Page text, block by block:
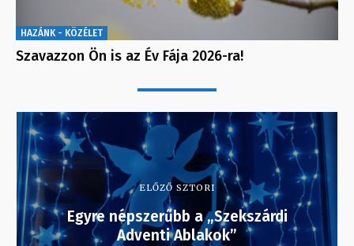
HAZÁNK - KÖZÉLET
Szavazzon Ön is az Év Fája 2026-ra!
ELŐZŐ SZTORI
Egyre népszerűbb a „Szekszárdi
Adventi Ablakok”